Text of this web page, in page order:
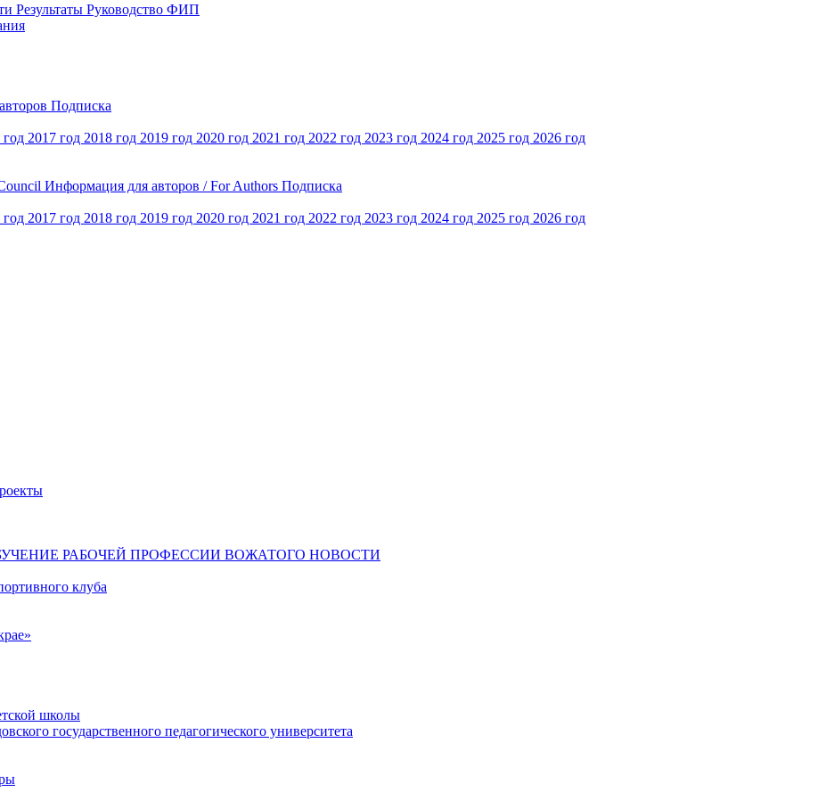
Результаты Руководство ФИП
Подписка
год 2017 год 2018 год 2019 год 2020 год 2021 год 2022 год 2023 год 2024 год 2025 год 2026 год
Информация для авторов / For Authors Подписка
год 2017 год 2018 год 2019 год 2020 год 2021 год 2022 год 2023 год 2024 год 2025 год 2026 год
РАБОЧЕЙ ПРОФЕССИИ ВОЖАТОГО НОВОСТИ
клуба
школы
государственного педагогического университета